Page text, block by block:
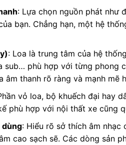
: Lựa chọn nguồn phát như
bạn. Chẳng hạn, một hệ
: Loa là trung tâm của hệ
sub… phù hợp với từng phong
âm thanh rõ ràng và mạnh mẽ
vỏ loa, bộ khuếch đại hay
phù hợp với nội thất xe cũng
dùng: Hiểu rõ sở thích âm nhạc
cao sạch sẽ. Các dòng sản